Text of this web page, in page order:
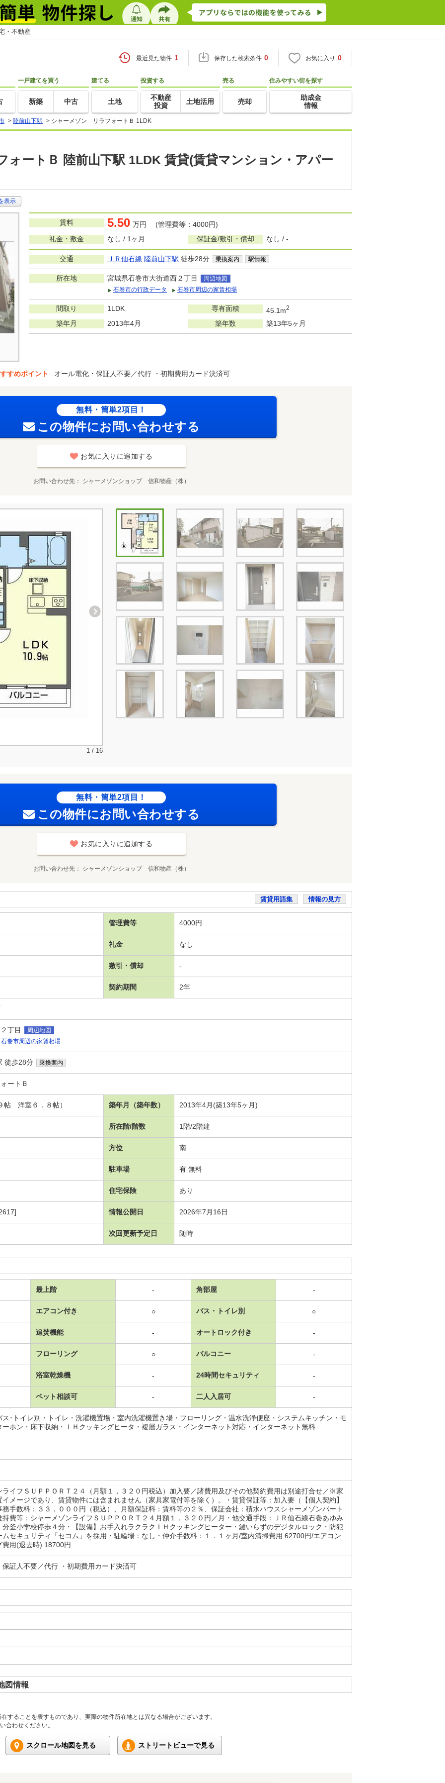
・不動産
最近見た物件 1 保存した検索条件 0 お気に入り 0
一戸建てを買う
新築 中古
建てる
土地
投資する
不動産
投資
土地活用
売る
売却
住みやすい街を探す
助成金
情報
> 陸前山下駅 > シャーメゾン リラフォートＢ 1LDK
ートＢ 陸前山下駅 1LDK 賃貸(賃貸マンション・アパー
表示
賃料 5.50 万円 (管理費等：4000円)
礼金・敷金
なし / 1ヶ月 保証金/敷引・償却 なし / -
交通 ＪＲ仙石線 陸前山下駅 徒歩28分 乗換案内 駅情報
所在地 宮城県石巻市大街道西２丁目
周辺地図
石巻市の行政データ
石巻市周辺の家賃相場
間取り 1LDK 専有面積 45.1m2
築年月 2013年4月 築年数 築13年5ヶ月
すめポイント オール電化・保証人不要／代行 ・初期費用カード決済可
無料・簡単2項目！
この物件にお問い合わせする
お気に入りに追加する
お問い合わせ先 シャーメゾンショップ 信和物産（株）
1 / 16
無料・簡単2項目！
この物件にお問い合わせする
お気に入りに追加する
お問い合わせ先 シャーメゾンショップ 信和物産（株）
賃貸用語集 情報の見方
管理費等 4000円
礼金 なし
敷引・償却 -
契約期間 2年
丁目
周辺地図
石巻市周辺の家賃相場
徒歩28分 乗換案内
ートＢ
帖 洋室６．８帖） 築年月（築年数） 2013年4月(築13年5ヶ月)
所在階/階数 1階/2階建
方位 南
駐車場 有 無料
住宅保険 あり
情報公開日 2026年7月16日
次回更新予定日 随時
最上階 - 角部屋 -
エアコン付き ○ バス・トイレ別 ○
追焚機能 - オートロック付き -
フローリング ○ バルコニー -
浴室乾燥機 - 24時間セキュリティ -
ペット相談可 - 二人入居可 -
ス･トイレ別・トイレ・洗濯機置場・室内洗濯機置き場・フローリング・温水洗浄便座・システムキッチン・モ
ーホン・床下収納・ＩＨクッキングヒータ・複層ガラス・インターネット対応・インターネット無料
ライフＳＵＰＰＯＲＴ２４（月額１，３２０円税込）加入要／諸費用及びその他契約費用は別途打合せ／※家
メージであり、賃貸物件には含まれません（家具家電付等を除く）。・賃貸保証等：加入要（【個人契約】
手数料：３３，０００円（税込）、月額保証料：賃料等の２％、保証会社：積水ハウスシャーメゾンパート
持費等：シャーメゾンライフＳＵＰＰＯＲＴ２４月額１，３２０円／月・他交通手段：ＪＲ仙石線石巻あゆみ
分釜小学校停歩４分・【設備】お手入れラクラクＩＨクッキングヒーター・鍵いらずのデジタルロック・防犯
ムセキュリティ「セコム」を採用・駐輪場：なし・仲介手数料：１．１ヶ月/室内清掃費用 62700円/エアコン
費用(退去時) 18700円
保証人不要／代行 ・初期費用カード決済可
図情報
することを表すものであり、実際の物件所在地とは異なる場合がございます。
合わせください。
スクロール地図を見る ストリートビューで見る